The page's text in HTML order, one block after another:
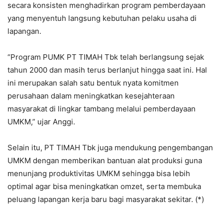
secara konsisten menghadirkan program pemberdayaan
yang menyentuh langsung kebutuhan pelaku usaha di
lapangan.
“Program PUMK PT TIMAH Tbk telah berlangsung sejak
tahun 2000 dan masih terus berlanjut hingga saat ini. Hal
ini merupakan salah satu bentuk nyata komitmen
perusahaan dalam meningkatkan kesejahteraan
masyarakat di lingkar tambang melalui pemberdayaan
UMKM,” ujar Anggi.
Selain itu, PT TIMAH Tbk juga mendukung pengembangan
UMKM dengan memberikan bantuan alat produksi guna
menunjang produktivitas UMKM sehingga bisa lebih
optimal agar bisa meningkatkan omzet, serta membuka
peluang lapangan kerja baru bagi masyarakat sekitar. (*)